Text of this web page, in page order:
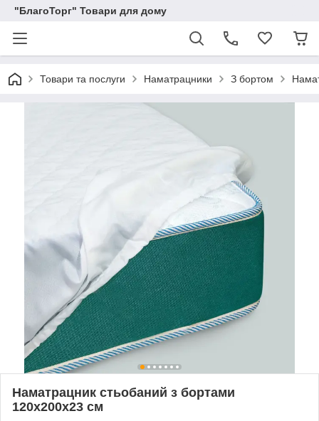
"БлагоТорг" Товари для дому
Товари та послуги Наматрацники З бортом
Наматрацник стьобаний з бортами
120х200х23 см